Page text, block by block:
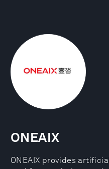
ONEAIX
ONEAIX provides